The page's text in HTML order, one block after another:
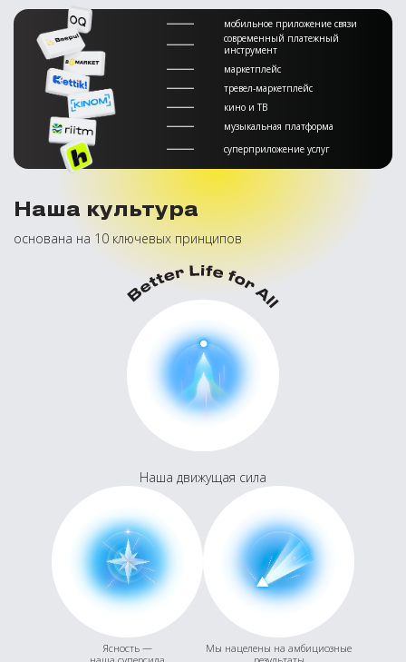
мобильное приложение связи
современный платежный
инструмент
маркетплейс
тревел-маркетплейс
кино и ТВ
музыкальная платформа
суперприложение услуг
Наша культура
основана на 10 ключевых принципов
Наша движущая сила
Ясность —
Мы нацелены на амбициозные